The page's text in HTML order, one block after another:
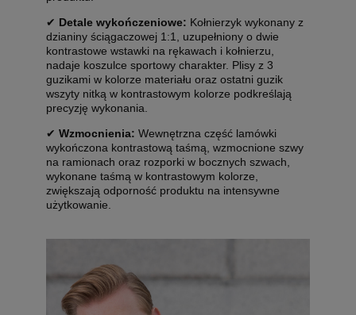
✔ Detale wykończeniowe: Kołnierzyk wykonany z
dzianiny ściągaczowej 1:1, uzupełniony o dwie
kontrastowe wstawki na rękawach i kołnierzu,
nadaje koszulce sportowy charakter. Plisy z 3
guzikami w kolorze materiału oraz ostatni guzik
wszyty nitką w kontrastowym kolorze podkreślają
precyzję wykonania.
✔ Wzmocnienia: Wewnętrzna część lamówki
wykończona kontrastową taśmą, wzmocnione szwy
na ramionach oraz rozporki w bocznych szwach,
wykonane taśmą w kontrastowym kolorze,
zwiększają odporność produktu na intensywne
użytkowanie.